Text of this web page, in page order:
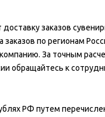
заказов
по регионам
За точным
обращайтесь к
РФ путем